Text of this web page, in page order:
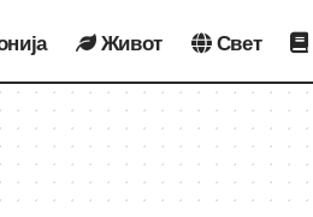
Живот Свет